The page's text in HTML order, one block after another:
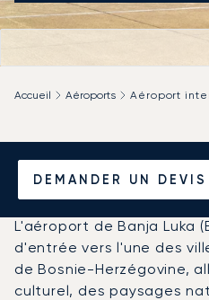
DEMANDER UN DEVIS
Accueil Aéroports Aéroport
Louer un Jet
l'Aéroport
L'aéroport de Banja Luka
d'entrée vers l'une des
de Bosnie-Herzégovine,
culturel, des paysages